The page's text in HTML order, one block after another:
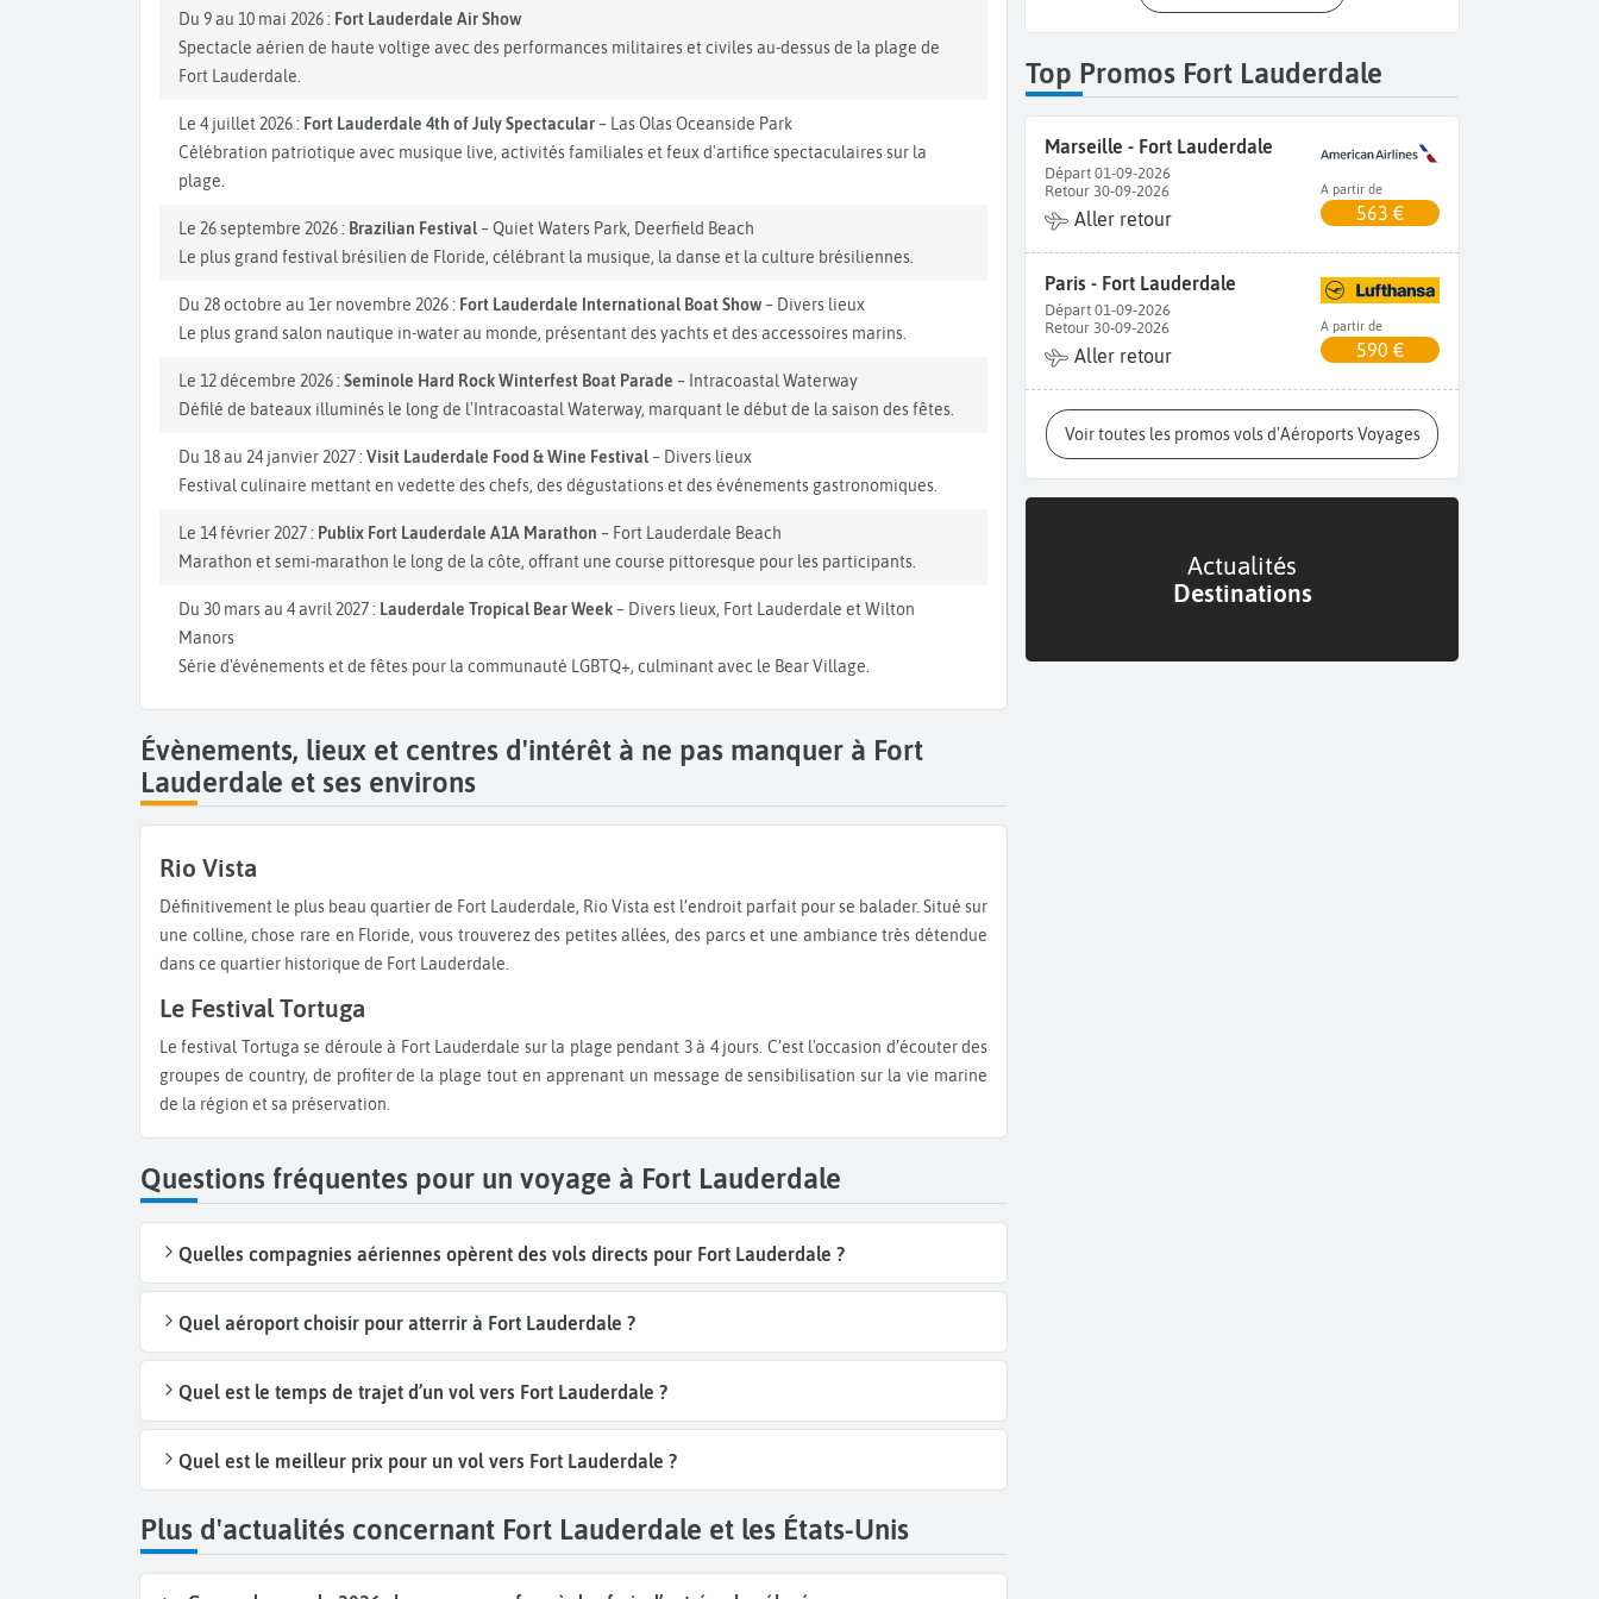
Du 9 au 10 mai 2026 : Fort Lauderdale Air Show
Spectacle aérien de haute voltige avec des performances militaires et civiles au-dessus de la plage de
Fort Lauderdale.
Le 4 juillet 2026 : Fort Lauderdale 4th of July Spectacular– Las Olas Oceanside Park
Célébration patriotique avec musique live, activités familiales et feux d'artifice spectaculaires sur la
plage.
Le 26 septembre 2026 : Brazilian Festival– Quiet Waters Park, Deerfield Beach
Le plus grand festival brésilien de Floride, célébrant la musique, la danse et la culture brésiliennes.
Du 28 octobre au 1er novembre 2026 : Fort Lauderdale International Boat Show– Divers lieux
Le plus grand salon nautique in-water au monde, présentant des yachts et des accessoires marins.
Le 12 décembre 2026 : Seminole Hard Rock Winterfest Boat Parade – Intracoastal Waterway
Défilé de bateaux illuminés le long de l'Intracoastal Waterway, marquant le début de la saison des fêtes.
Du 18 au 24 janvier 2027 : Visit Lauderdale Food & Wine Festival– Divers lieux
Festival culinaire mettant en vedette des chefs, des dégustations et des événements gastronomiques.
Le 14 février 2027 : Publix Fort Lauderdale A1A Marathon – Fort Lauderdale Beach
Marathon et semi-marathon le long de la côte, offrant une course pittoresque pour les participants.
Du 30 mars au 4 avril 2027 : Lauderdale Tropical Bear Week– Divers lieux, Fort Lauderdale et Wilton
Manors
Série d'événements et de fêtes pour la communauté LGBTQ+, culminant avec le Bear Village.
Évènements, lieux et centres d'intérêt à ne pas manquer à Fort
Lauderdale et ses environs
Rio Vista
Définitivement le plus beau quartier de Fort Lauderdale, Rio Vista est l’endroit parfait pour se balader. Situé sur
une colline, chose rare en Floride, vous trouverez des petites allées, des parcs et une ambiance très détendue
dans ce quartier historique de Fort Lauderdale.
Le Festival Tortuga
Le festival Tortuga se déroule à Fort Lauderdale sur la plage pendant 3 à 4 jours. C’est l'occasion d’écouter des
groupes de country, de profiter de la plage tout en apprenant un message de sensibilisation sur la vie marine
de la région et sa préservation.
Questions fréquentes pour un voyage à Fort Lauderdale
Quelles compagnies aériennes opèrent des vols directs pour Fort Lauderdale ?
Quel aéroport choisir pour atterrir à Fort Lauderdale ?
Quel est le temps de trajet d’un vol vers Fort Lauderdale ?
Quel est le meilleur prix pour un vol vers Fort Lauderdale ?
Plus d'actualités concernant Fort Lauderdale et les États-Unis
Top Promos Fort Lauderdale
Marseille - Fort Lauderdale
Départ 01-09-2026
Retour 30-09-2026
Aller retour
A partir de
563 €
Paris - Fort Lauderdale
Départ 01-09-2026
Retour 30-09-2026
Aller retour
A partir de
590 €
Voir toutes les promos vols d'Aéroports Voyages
Actualités
Destinations